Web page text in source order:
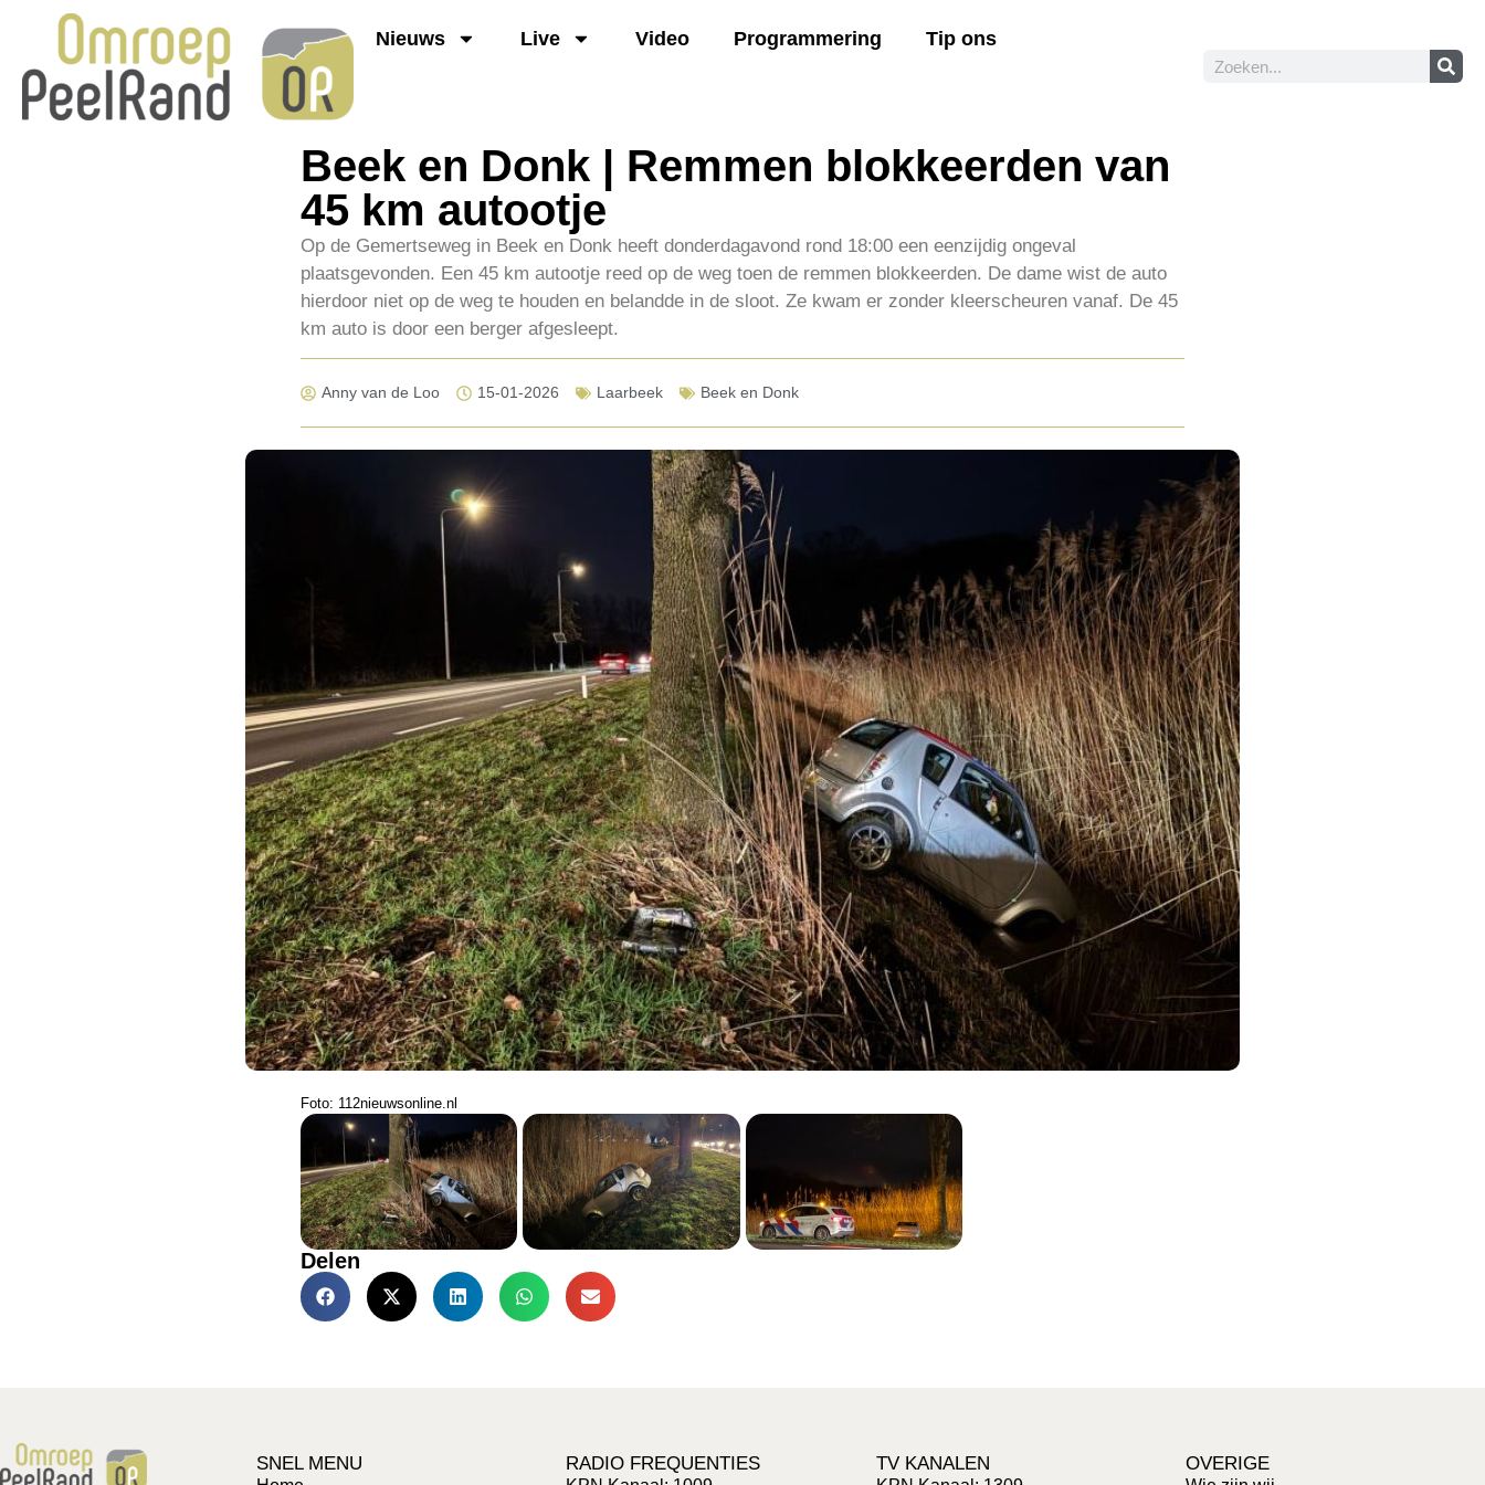
Nieuws Live Video Programmering Tip ons
Beek en Donk | Remmen blokkeerden van
45 km autootje
Op de Gemertseweg in Beek en Donk heeft donderdagavond rond 18:00 een eenzijdig ongeval
plaatsgevonden. Een 45 km autootje reed op de weg toen de remmen blokkeerden. De dame wist de auto
hierdoor niet op de weg te houden en belandde in de sloot. Ze kwam er zonder kleerscheuren vanaf. De 45
km auto is door een berger afgesleept.
Anny van de Loo 15-01-2026 Laarbeek Beek en Donk
Foto: 112nieuwsonline.nl
Delen
SNEL MENU RADIO FREQUENTIES TV KANALEN OVERIGE